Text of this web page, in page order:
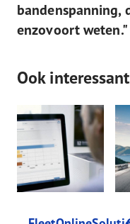
bandenspanning,
enzovoort weten."
Ook